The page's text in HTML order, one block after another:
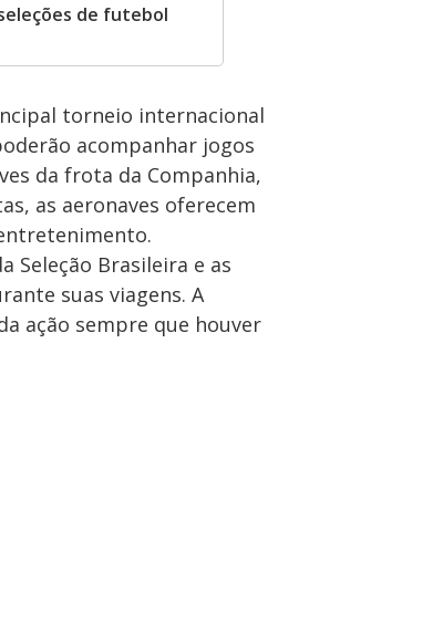
de futebol
torneio internacional
acompanhar jogos
da frota da Companhia,
as aeronaves oferecem
Seleção Brasileira e as
suas viagens. A
ação sempre que houver